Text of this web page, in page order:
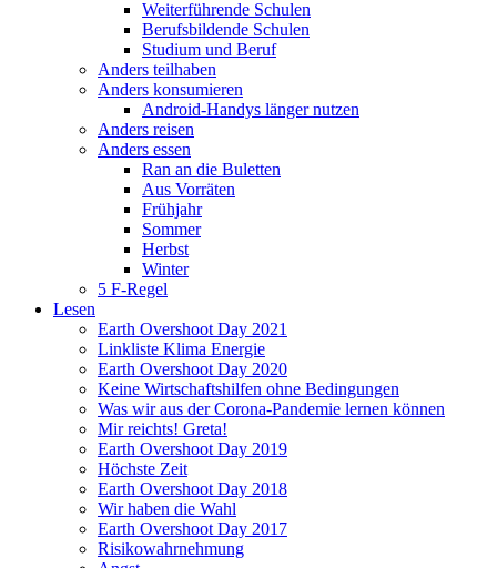
Weiterführende Schulen
Berufsbildende Schulen
Studium und Beruf
Anders teilhaben
Anders konsumieren
Android-Handys länger nutzen
Anders reisen
Anders essen
Ran an die Buletten
Aus Vorräten
Frühjahr
Sommer
Herbst
Winter
5 F-Regel
Lesen
Earth Overshoot Day 2021
Linkliste Klima Energie
Earth Overshoot Day 2020
Keine Wirtschaftshilfen ohne Bedingungen
Was wir aus der Corona-Pandemie lernen können
Mir reichts! Greta!
Earth Overshoot Day 2019
Höchste Zeit
Earth Overshoot Day 2018
Wir haben die Wahl
Earth Overshoot Day 2017
Risikowahrnehmung